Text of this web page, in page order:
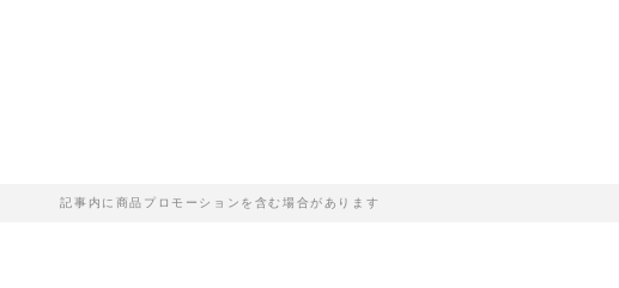
記事内に商品プロモーションを含む場合があります